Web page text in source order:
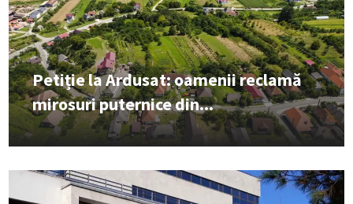
Petiție la Ardusat: oamenii reclamă
mirosuri puternice din...